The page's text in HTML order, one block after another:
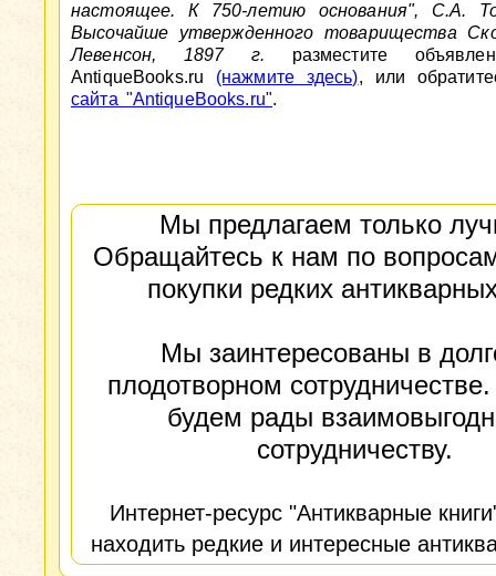
настоящее. К 750-летию основания", С.А.
Высочайше утвержденного товарищества
Левенсон, 1897 г. разместите
AntiqueBooks.ru (нажмите здесь), или
сайта "AntiqueBooks.ru".
Мы предлагаем только
Обращайтесь к нам по
покупки редких
Мы заинтересованы в
плодотворном
будем рады
сотрудничеству.
Интернет-ресурс "Антикварные
находить редкие и интересные